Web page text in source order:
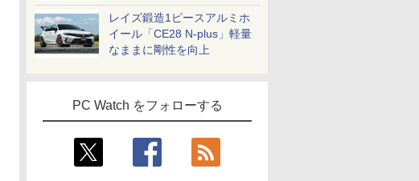
レイズ鍛造1ピースアルミホ
イール「CE28 N-plus」軽量
なままに剛性を向上
PC Watch をフォローする